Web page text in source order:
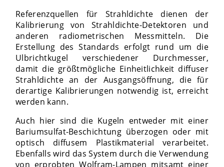
Referenzquellen für Strahldichte dienen der
Kalibrierung von Strahldichte-Detektoren und
anderen radiometrischen Messmitteln. Die
Erstellung des Standards erfolgt rund um die
Ulbrichtkugel verschiedener Durchmesser,
damit die größtmögliche Einheitlichkeit diffuser
Strahldichte an der Ausgangsöffnung, die für
derartige Kalibrierungen notwendig ist, erreicht
werden kann.
Auch hier sind die Kugeln entweder mit einer
Bariumsulfat-Beschichtung überzogen oder mit
optisch diffusem Plastikmaterial verarbeitet.
Ebenfalls wird das System durch die Verwendung
von erprobten Wolfram-Lampen mitsamt einer